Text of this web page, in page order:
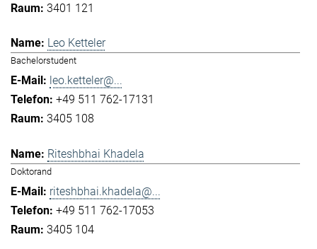
3401 121
Leo Ketteler
Bachelorstudent
leo.ketteler@...
+49 511 762-17131
3405 108
Riteshbhai Khadela
Doktorand
riteshbhai.khadela@...
+49 511 762-17053
3405 104